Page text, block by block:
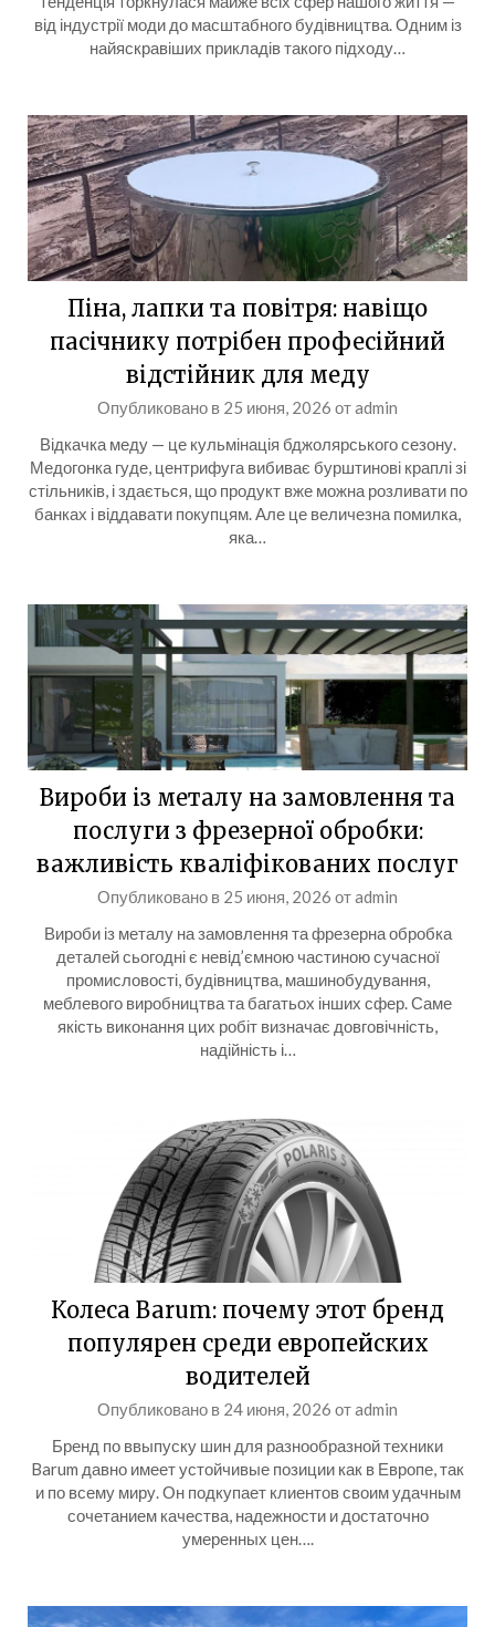
від індустрії моди до масштабного будівництва. Одним із
найяскравіших прикладів такого підходу…
Піна, лапки та повітря: навіщо
пасічнику потрібен професійний
відстійник для меду
Опубликовано в 25 июня, 2026 отadmin
Відкачка меду — це кульмінація бджолярського сезону.
Медогонка гуде, центрифуга вибиває бурштинові краплі зі
стільників, і здається, що продукт вже можна розливати по
банках і віддавати покупцям. Але це величезна помилка,
яка…
Вироби із металу на замовлення та
послуги з фрезерної обробки:
важливість кваліфікованих послуг
Опубликовано в 25 июня, 2026 отadmin
Вироби із металу на замовлення та фрезерна обробка
деталей сьогодні є невід’ємною частиною сучасної
промисловості, будівництва, машинобудування,
меблевого виробництва та багатьох інших сфер. Саме
якість виконання цих робіт визначає довговічність,
надійність і…
Колеса Barum: почему этот бренд
популярен среди европейских
водителей
Опубликовано в 24 июня, 2026 отadmin
Бренд по ввыпуску шин для разнообразной техники
Barum давно имеет устойчивые позиции как в Европе, так
и по всему миру. Он подкупает клиентов своим удачным
сочетанием качества, надежности и достаточно
умеренных цен….